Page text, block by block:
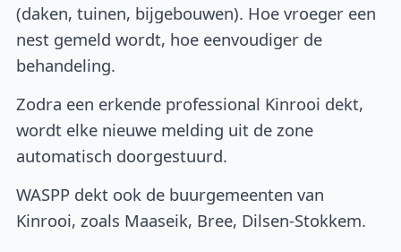
(daken, tuinen, bijgebouwen). Hoe vroeger een
nest gemeld wordt, hoe eenvoudiger de
behandeling.
Zodra een erkende professional Kinrooi dekt,
wordt elke nieuwe melding uit de zone
automatisch doorgestuurd.
WASPP dekt ook de buurgemeenten van
Kinrooi, zoals Maaseik, Bree, Dilsen-Stokkem.